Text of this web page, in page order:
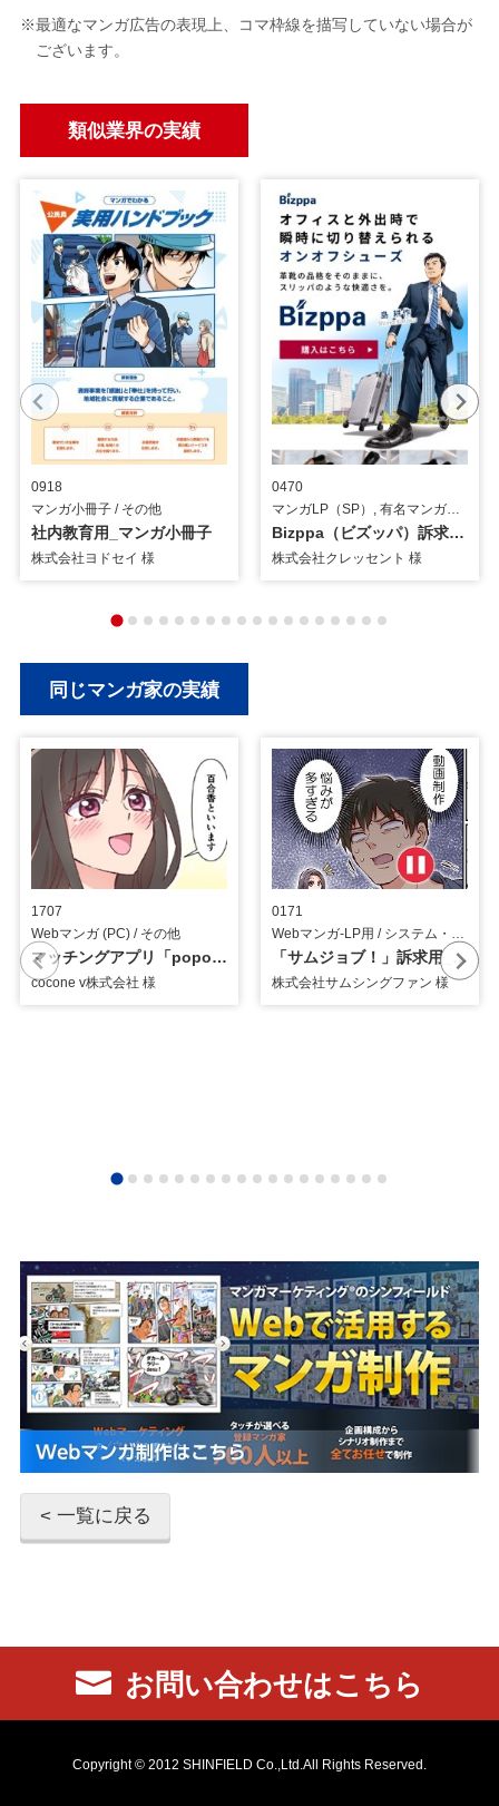
※最適なマンガ広告の表現上、コマ枠線を描写していない場合が
ございます。
類似業界の実績
0918
マンガ小冊子 / その他
社内教育用_マンガ小冊子
株式会社ヨドセイ 様
0470
マンガLP（SP）, 有名マンガタイアップ, 有名マンガ(描きおろし) / その他
Bizppa（ビズッパ）訴求用_島耕作_マンガLP（TOPページ）
株式会社クレッセント 様
同じマンガ家の実績
1707
Webマンガ (PC) / その他
マッチングアプリ「popo」訴求用_Webマンガ
cocone v株式会社 様
0171
Webマンガ-LP用 / システム・ツール
「サムジョブ！」訴求用_Webマンガ
株式会社サムシングファン 様
< 一覧に戻る
お問い合わせはこちら
Copyright © 2012 SHINFIELD Co.,Ltd.All Rights Reserved.